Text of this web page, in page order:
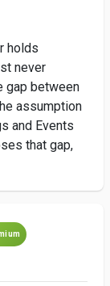
holds
never
gap between
assumption
and Events
that gap,